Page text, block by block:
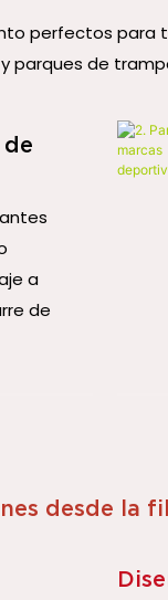
perfectos para
parques de
de
a
de
desde la